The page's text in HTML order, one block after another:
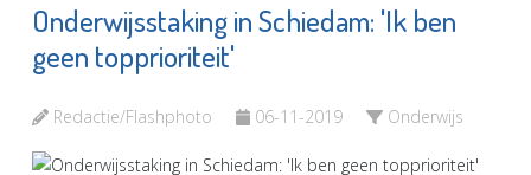
Onderwijsstaking in Schiedam: 'Ik ben
geen topprioriteit'
Redactie/Flashphoto 06-11-2019 Onderwijs